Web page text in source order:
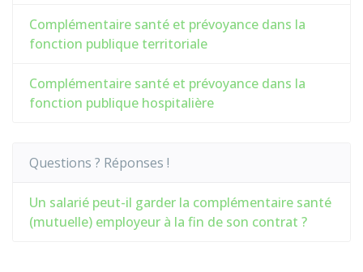
Complémentaire santé et prévoyance dans la
fonction publique territoriale
Complémentaire santé et prévoyance dans la
fonction publique hospitalière
Questions ? Réponses !
Un salarié peut-il garder la complémentaire santé
(mutuelle) employeur à la fin de son contrat ?